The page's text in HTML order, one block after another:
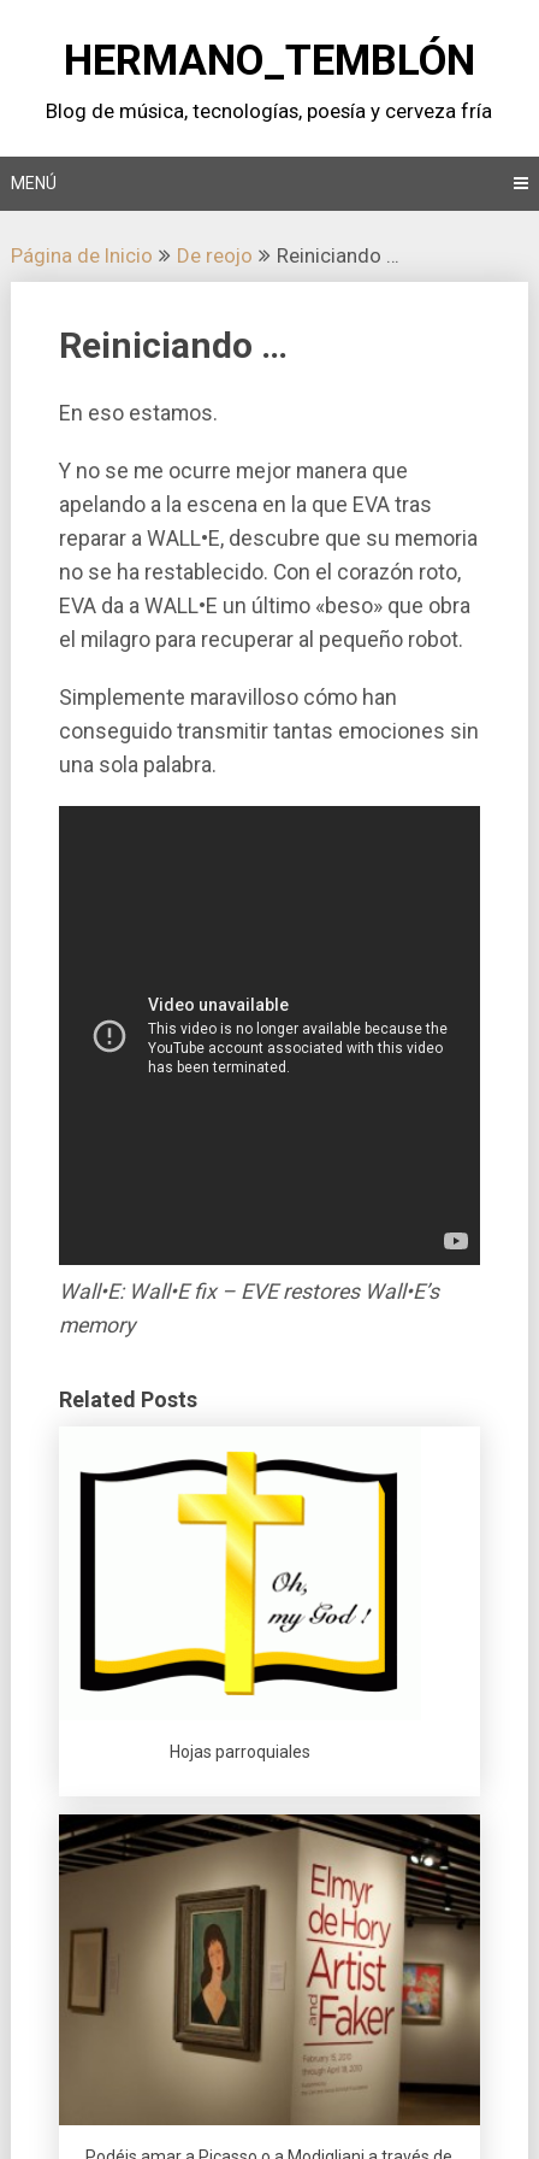
contenidoHERMANO_TEMBLÓN
Blog de música, tecnologí­as, poesí­a y cerveza frí­a
MENÚ
Página de Inicio De reojo Reiniciando …
Reiniciando …
En eso estamos.
Y no se me ocurre mejor manera que
apelando a la escena en la que EVA tras
reparar a WALL•E, descubre que su memoria
no se ha restablecido. Con el corazón roto,
EVA da a WALL•E un último «beso» que obra
el milagro para recuperar al pequeño robot.
Simplemente maravilloso cómo han
conseguido transmitir tantas emociones sin
una sola palabra.
Wall•E: Wall•E fix – EVE restores Wall•E’s
memory
Related Posts
Hojas parroquiales